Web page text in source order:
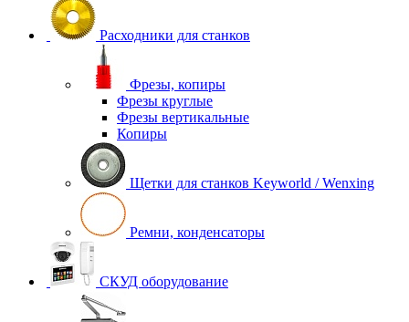
Расходники для станков
Фрезы, копиры
Фрезы круглые
Фрезы вертикальные
Копиры
Щетки для станков Keyworld / Wenxing
Ремни, конденсаторы
СКУД оборудование